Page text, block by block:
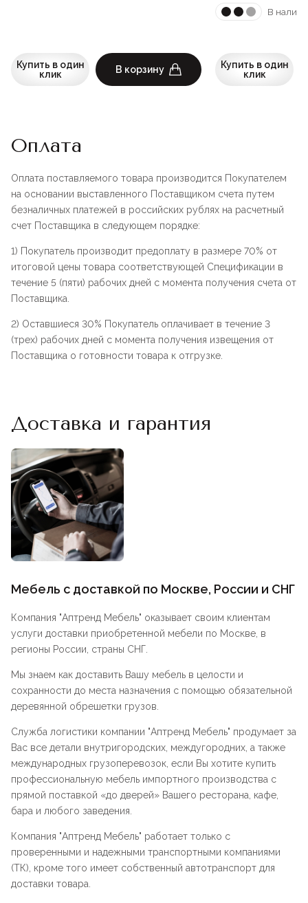
Купить в один
клик
В корзину
В
Купить в один
клик
Оплата
Оплата поставляемого товара производится Покупателем
на основании выставленного Поставщиком счета путем
безналичных платежей в российских рублях на расчетный
счет Поставщика в следующем порядке:
1) Покупатель производит предоплату в размере 70% от
итоговой цены товара соответствующей Спецификации в
течение 5 (пяти) рабочих дней с момента получения счета от
Поставщика.
2) Оставшиеся 30% Покупатель оплачивает в течение 3
(трех) рабочих дней с момента получения извещения от
Поставщика о готовности товара к отгрузке.
Доставка и гарантия
Мебель с доставкой по Москве, России и СНГ
Компания "Аптренд Мебель" оказывает своим клиентам
услуги доставки приобретенной мебели по Москве, в
регионы России, страны СНГ.
Мы знаем как доставить Вашу мебель в целости и
сохранности до места назначения с помощью обязательной
деревянной обрешетки грузов.
Служба логистики компании "Аптренд Мебель" продумает за
Вас все детали внутригородских, междугородних, а также
международных грузоперевозок, если Вы хотите купить
профессиональную мебель импортного производства с
прямой поставкой «до дверей» Вашего ресторана, кафе,
бара и любого заведения.
Компания "Аптренд Мебель" работает только с
проверенными и надежными транспортными компаниями
(ТК), кроме того имеет собственный автотранспорт для
доставки товара.